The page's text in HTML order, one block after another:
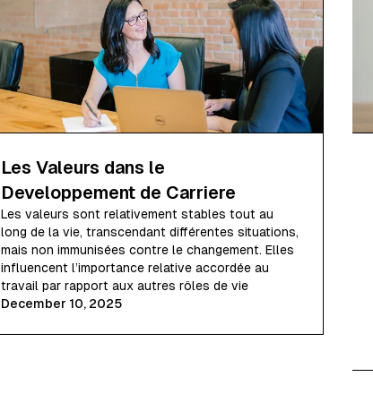
Les Valeurs dans le
Developpement de Carriere
Les valeurs sont relativement stables tout au
long de la vie, transcendant différentes situations,
mais non immunisées contre le changement. Elles
influencent l’importance relative accordée au
travail par rapport aux autres rôles de vie
December 10, 2025